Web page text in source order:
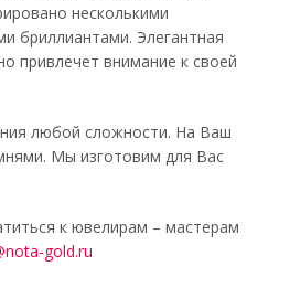
несколькими
бриллиантами. Элегантная
привлечет внимание к своей
любой сложности. На Ваш
Мы изготовим для Вас
к ювелирам – мастерам
gold.ru